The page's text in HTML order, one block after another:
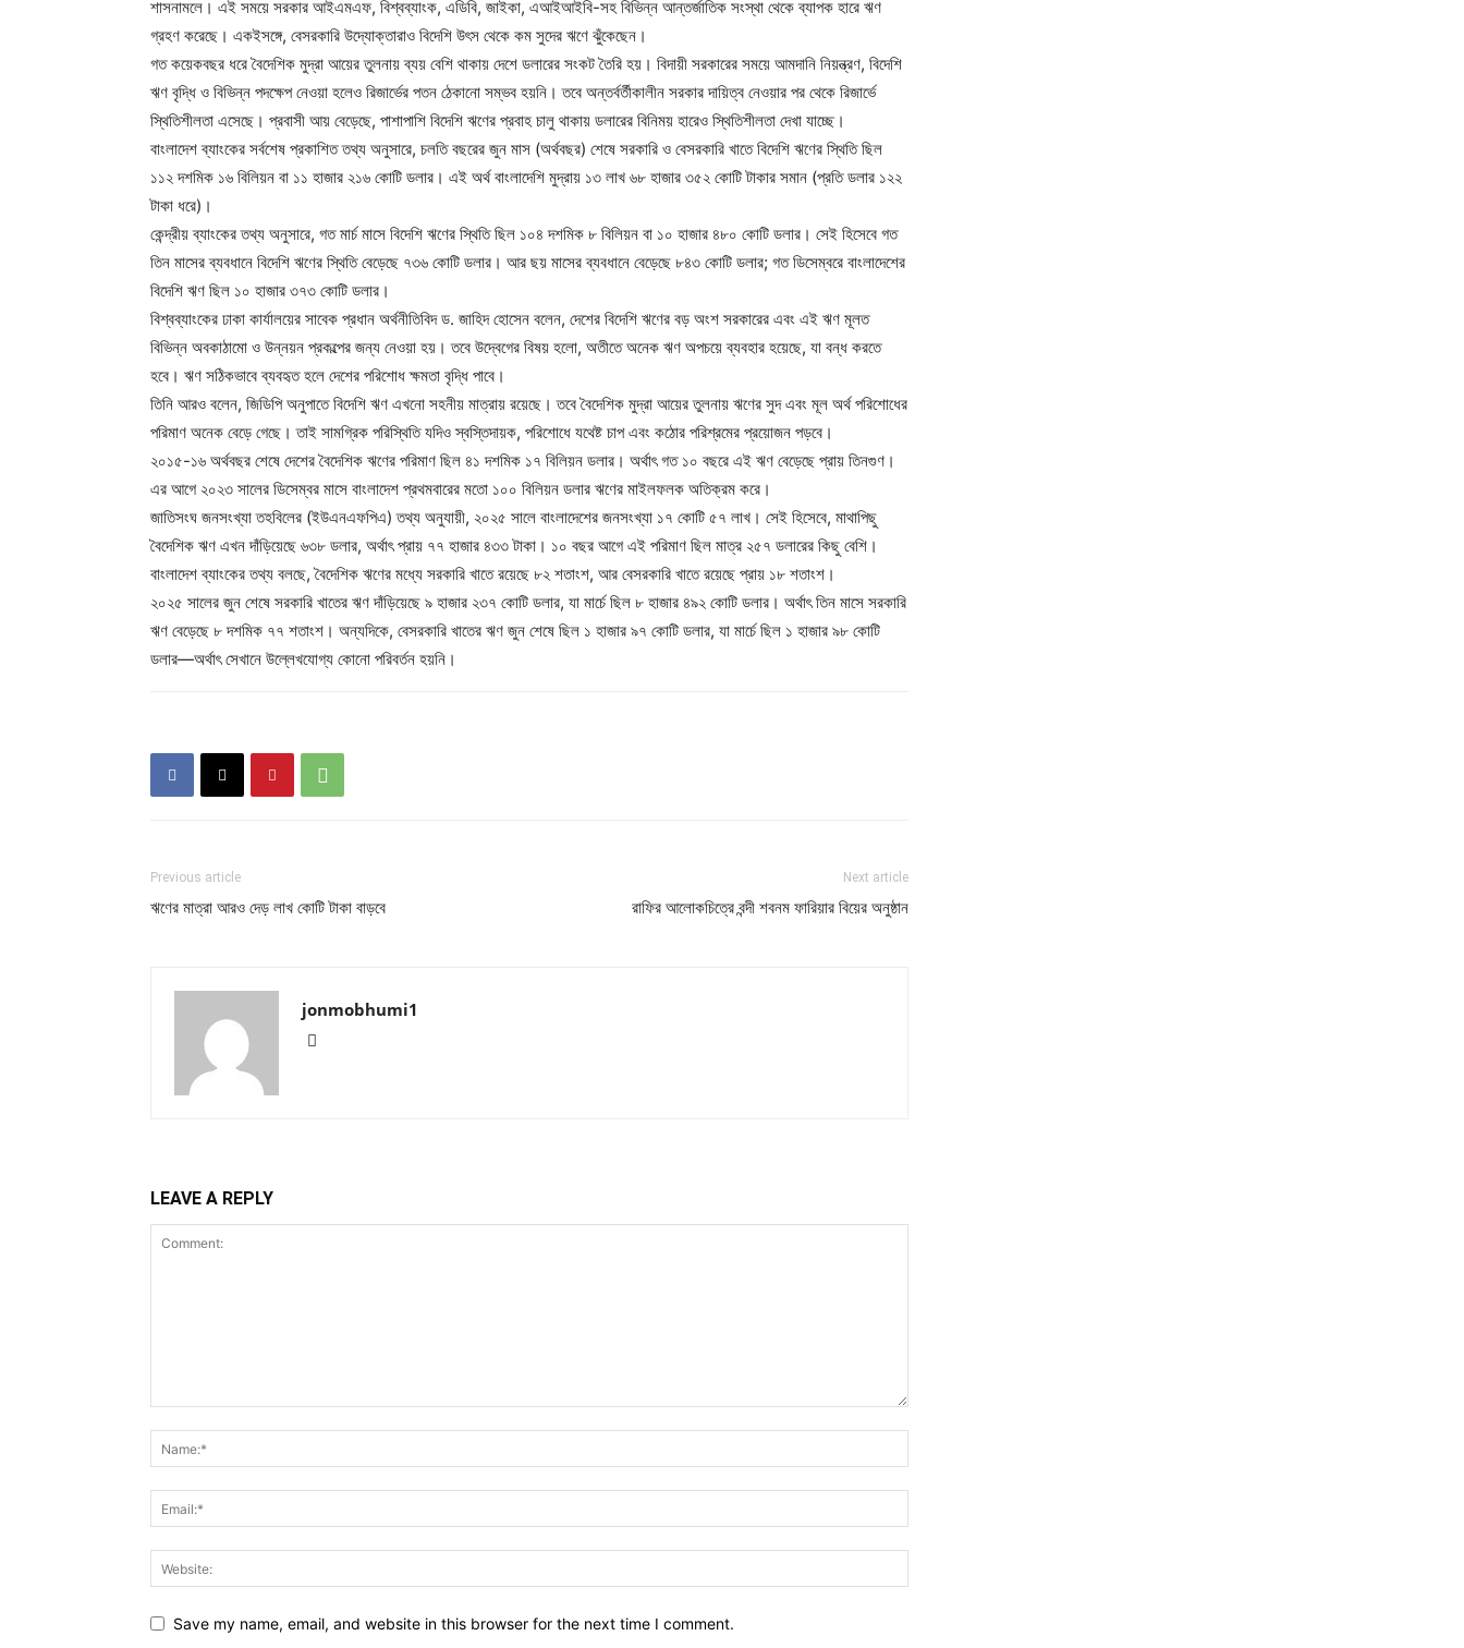
শাসনামলে। এই সময়ে সরকার আইএমএফ, বিশ্বব্যাংক, এডিবি, জাইকা, এআইআইবি-সহ বিভিন্ন আন্তর্জাতিক সংস্থা থেকে ব্যাপক হারে ঋণ
গ্রহণ করেছে। একইসঙ্গে, বেসরকারি উদ্যোক্তারাও বিদেশি উৎস থেকে কম সুদের ঋণে ঝুঁকেছেন।
গত কয়েকবছর ধরে বৈদেশিক মুদ্রা আয়ের তুলনায় ব্যয় বেশি থাকায় দেশে ডলারের সংকট তৈরি হয়। বিদায়ী সরকারের সময়ে আমদানি নিয়ন্ত্রণ, বিদেশি
ঋণ বৃদ্ধি ও বিভিন্ন পদক্ষেপ নেওয়া হলেও রিজার্ভের পতন ঠেকানো সম্ভব হয়নি। তবে অন্তর্বর্তীকালীন সরকার দায়িত্ব নেওয়ার পর থেকে রিজার্ভে
স্থিতিশীলতা এসেছে। প্রবাসী আয় বেড়েছে, পাশাপাশি বিদেশি ঋণের প্রবাহ চালু থাকায় ডলারের বিনিময় হারেও স্থিতিশীলতা দেখা যাচ্ছে।
বাংলাদেশ ব্যাংকের সর্বশেষ প্রকাশিত তথ্য অনুসারে, চলতি বছরের জুন মাস (অর্থবছর) শেষে সরকারি ও বেসরকারি খাতে বিদেশি ঋণের স্থিতি ছিল
১১২ দশমিক ১৬ বিলিয়ন বা ১১ হাজার ২১৬ কোটি ডলার। এই অর্থ বাংলাদেশি মুদ্রায় ১৩ লাখ ৬৮ হাজার ৩৫২ কোটি টাকার সমান (প্রতি ডলার ১২২
টাকা ধরে)।
কেন্দ্রীয় ব্যাংকের তথ্য অনুসারে, গত মার্চ মাসে বিদেশি ঋণের স্থিতি ছিল ১০৪ দশমিক ৮ বিলিয়ন বা ১০ হাজার ৪৮০ কোটি ডলার। সেই হিসেবে গত
তিন মাসের ব্যবধানে বিদেশি ঋণের স্থিতি বেড়েছে ৭৩৬ কোটি ডলার। আর ছয় মাসের ব্যবধানে বেড়েছে ৮৪৩ কোটি ডলার; গত ডিসেম্বরে বাংলাদেশের
বিদেশি ঋণ ছিল ১০ হাজার ৩৭৩ কোটি ডলার।
বিশ্বব্যাংকের ঢাকা কার্যালয়ের সাবেক প্রধান অর্থনীতিবিদ ড. জাহিদ হোসেন বলেন, দেশের বিদেশি ঋণের বড় অংশ সরকারের এবং এই ঋণ মূলত
বিভিন্ন অবকাঠামো ও উন্নয়ন প্রকল্পের জন্য নেওয়া হয়। তবে উদ্বেগের বিষয় হলো, অতীতে অনেক ঋণ অপচয়ে ব্যবহার হয়েছে, যা বন্ধ করতে
হবে। ঋণ সঠিকভাবে ব্যবহৃত হলে দেশের পরিশোধ ক্ষমতা বৃদ্ধি পাবে।
তিনি আরও বলেন, জিডিপি অনুপাতে বিদেশি ঋণ এখনো সহনীয় মাত্রায় রয়েছে। তবে বৈদেশিক মুদ্রা আয়ের তুলনায় ঋণের সুদ এবং মূল অর্থ পরিশোধের
পরিমাণ অনেক বেড়ে গেছে। তাই সামগ্রিক পরিস্থিতি যদিও স্বস্তিদায়ক, পরিশোধে যথেষ্ট চাপ এবং কঠোর পরিশ্রমের প্রয়োজন পড়বে।
২০১৫-১৬ অর্থবছর শেষে দেশের বৈদেশিক ঋণের পরিমাণ ছিল ৪১ দশমিক ১৭ বিলিয়ন ডলার। অর্থাৎ গত ১০ বছরে এই ঋণ বেড়েছে প্রায় তিনগুণ।
এর আগে ২০২৩ সালের ডিসেম্বর মাসে বাংলাদেশ প্রথমবারের মতো ১০০ বিলিয়ন ডলার ঋণের মাইলফলক অতিক্রম করে।
জাতিসংঘ জনসংখ্যা তহবিলের (ইউএনএফপিএ) তথ্য অনুযায়ী, ২০২৫ সালে বাংলাদেশের জনসংখ্যা ১৭ কোটি ৫৭ লাখ। সেই হিসেবে, মাথাপিছু
বৈদেশিক ঋণ এখন দাঁড়িয়েছে ৬৩৮ ডলার, অর্থাৎ প্রায় ৭৭ হাজার ৪৩৩ টাকা। ১০ বছর আগে এই পরিমাণ ছিল মাত্র ২৫৭ ডলারের কিছু বেশি।
বাংলাদেশ ব্যাংকের তথ্য বলছে, বৈদেশিক ঋণের মধ্যে সরকারি খাতে রয়েছে ৮২ শতাংশ, আর বেসরকারি খাতে রয়েছে প্রায় ১৮ শতাংশ।
২০২৫ সালের জুন শেষে সরকারি খাতের ঋণ দাঁড়িয়েছে ৯ হাজার ২৩৭ কোটি ডলার, যা মার্চে ছিল ৮ হাজার ৪৯২ কোটি ডলার। অর্থাৎ তিন মাসে সরকারি
ঋণ বেড়েছে ৮ দশমিক ৭৭ শতাংশ। অন্যদিকে, বেসরকারি খাতের ঋণ জুন শেষে ছিল ১ হাজার ৯৭ কোটি ডলার, যা মার্চে ছিল ১ হাজার ৯৮ কোটি
ডলার—অর্থাৎ সেখানে উল্লেখযোগ্য কোনো পরিবর্তন হয়নি।
Previous article
ঋণের মাত্রা আরও দেড় লাখ কোটি টাকা বাড়বে
Next article
রাফির আলোকচিত্রে বন্দী শবনম ফারিয়ার বিয়ের অনুষ্ঠান
jonmobhumi1
LEAVE A REPLY
Save my name, email, and website in this browser for the next time I comment.